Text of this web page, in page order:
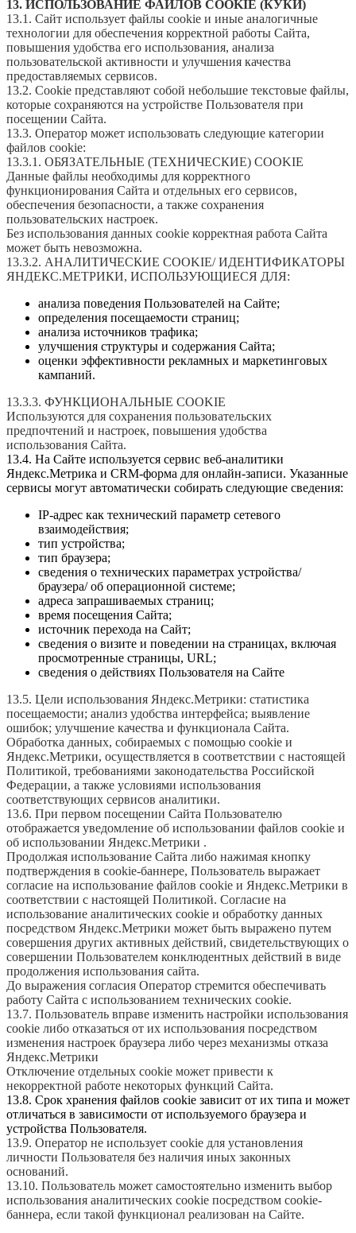
13. ИСПОЛЬЗОВАНИЕ ФАЙЛОВ COOKIE (КУКИ)
13.1. Сайт использует файлы cookie и иные аналогичные
технологии для обеспечения корректной работы Сайта,
повышения удобства его использования, анализа
пользовательской активности и улучшения качества
предоставляемых сервисов.
13.2. Cookie представляют собой небольшие текстовые файлы,
которые сохраняются на устройстве Пользователя при
посещении Сайта.
13.3. Оператор может использовать следующие категории
файлов cookie:
13.3.1. ОБЯЗАТЕЛЬНЫЕ (ТЕХНИЧЕСКИЕ) COOKIE
Данные файлы необходимы для корректного
функционирования Сайта и отдельных его сервисов,
обеспечения безопасности, а также сохранения
пользовательских настроек.
Без использования данных cookie корректная работа Сайта
может быть невозможна.
13.3.2. АНАЛИТИЧЕСКИЕ COOKIE/ ИДЕНТИФИКАТОРЫ
ЯНДЕКС.МЕТРИКИ, ИСПОЛЬЗУЮЩИЕСЯ ДЛЯ:
анализа поведения Пользователей на Сайте;
определения посещаемости страниц;
анализа источников трафика;
улучшения структуры и содержания Сайта;
оценки эффективности рекламных и маркетинговых
кампаний.
13.3.3. ФУНКЦИОНАЛЬНЫЕ COOKIE
Используются для сохранения пользовательских
предпочтений и настроек, повышения удобства
использования Сайта.
13.4. На Сайте используется сервис веб-аналитики
Яндекс.Метрика и CRM-форма для онлайн-записи. Указанные
сервисы могут автоматически собирать следующие сведения:
IP-адрес как технический параметр сетевого
взаимодействия;
тип устройства;
тип браузера;
сведения о технических параметрах устройства/
браузера/ об операционной системе;
адреса запрашиваемых страниц;
время посещения Сайта;
источник перехода на Сайт;
сведения о визите и поведении на страницах, включая
просмотренные страницы, URL;
сведения о действиях Пользователя на Сайте
13.5. Цели использования Яндекс.Метрики: статистика
посещаемости; анализ удобства интерфейса; выявление
ошибок; улучшение качества и функционала Сайта.
Обработка данных, собираемых с помощью cookie и
Яндекс.Метрики, осуществляется в соответствии с настоящей
Политикой, требованиями законодательства Российской
Федерации, а также условиями использования
соответствующих сервисов аналитики.
13.6. При первом посещении Сайта Пользователю
отображается уведомление об использовании файлов cookie и
об использовании Яндекс.Метрики .
Продолжая использование Сайта либо нажимая кнопку
подтверждения в cookie-баннере, Пользователь выражает
согласие на использование файлов cookie и Яндекс.Метрики в
соответствии с настоящей Политикой. Согласие на
использование аналитических cookie и обработку данных
посредством Яндекс.Метрики может быть выражено путем
совершения других активных действий, свидетельствующих о
совершении Пользователем конклюдентных действий в виде
продолжения использования сайта.
До выражения согласия Оператор стремится обеспечивать
работу Сайта с использованием технических cookie.
13.7. Пользователь вправе изменить настройки использования
cookie либо отказаться от их использования посредством
изменения настроек браузера либо через механизмы отказа
Яндекс.Метрики
Отключение отдельных cookie может привести к
некорректной работе некоторых функций Сайта.
13.8. Срок хранения файлов cookie зависит от их типа и может
отличаться в зависимости от используемого браузера и
устройства Пользователя.
13.9. Оператор не использует cookie для установления
личности Пользователя без наличия иных законных
оснований.
13.10. Пользователь может самостоятельно изменить выбор
использования аналитических cookie посредством cookie-
баннера, если такой функционал реализован на Сайте.